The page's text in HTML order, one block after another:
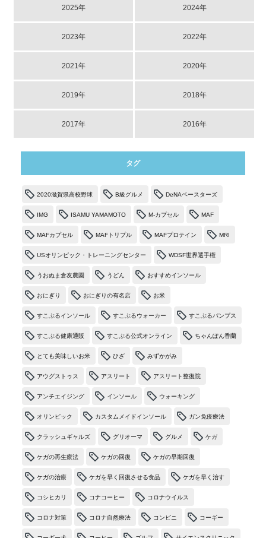
2025年 2024年
2023年 2022年
2021年 2020年
2019年 2018年
2017年 2016年
タグ
2020滋賀県高校野球 B級グルメ DeNAベースターズ
IMG ISAMU YAMAMOTO M-カプセル MAF
MAFカプセル MAFトリプル MAFプロテイン MRI
USオリンピック・トレーニングセンター WDSF世界選手権
うおぬま倉友農園 うどん おすすめインソール
おにぎり おにぎりの有名店 お米
すこぶるインソール すこぶるウォーカー すこぶるパンプス
すこぶる健康通販 すこぶる公式オンライン ちゃんぽん香蘭
とても美味しいお米 ひざ みずかがみ
アウグストゥス アスリート アスリート整復院
アンチエイジング インソール ウォーキング
オリンピック カスタムメイドインソール ガン免疫療法
クラッシュギャルズ グリオーマ グルメ ケガ
ケガの再生療法 ケガの回復 ケガの早期回復
ケガの治療 ケガを早く回復させる食品 ケガを早く治す
コシヒカリ コナコーヒー コロナウイルス
コロナ対策 コロナ自然療法 コンビニ コーギー